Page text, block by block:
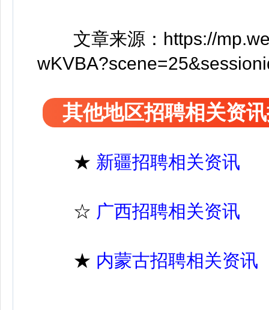
文章来源：https://
其他地区招聘相关资
★ 新疆招聘相关资讯
☆ 广西招聘相关资讯
★ 内蒙古招聘相关资讯